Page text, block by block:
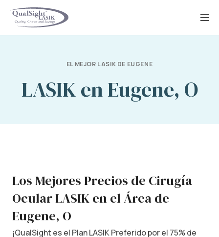
Saltar
EL MEJOR LASIK DE EUGENE
LASIK en Eugene, O
Los Mejores Precios de Cirugía
Ocular LASIK en el Área de
Eugene, O
¡QualSight es el Plan LASIK Preferido por el 75% de